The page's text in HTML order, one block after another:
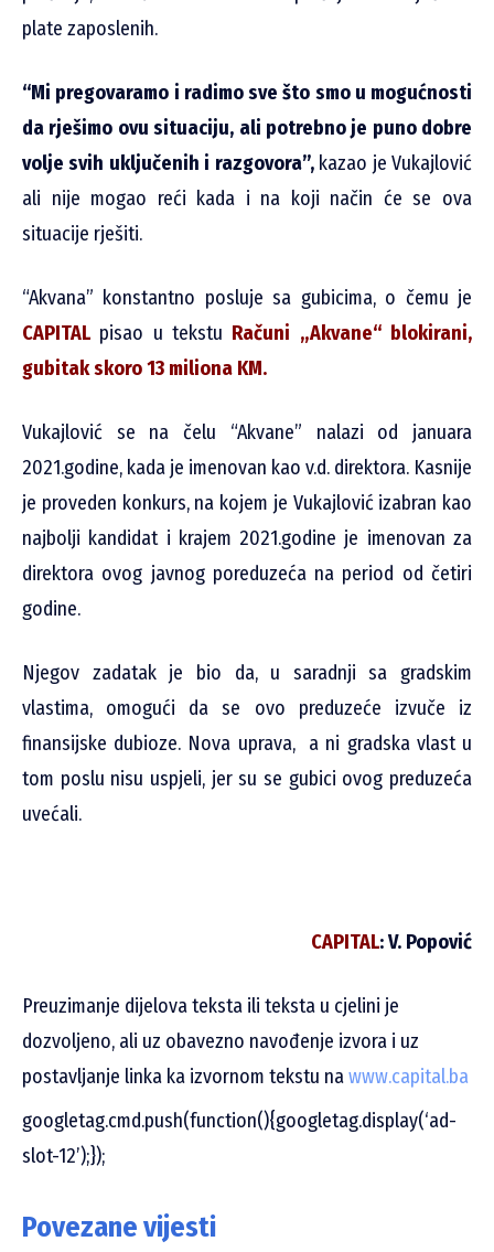
plate zaposlenih.
“Mi pregovaramo i radimo sve što smo u mogućnosti
da rješimo ovu situaciju, ali potrebno je puno dobre
volje svih uključenih i razgovora”,kazao je Vukajlović
ali nije mogao reći kada i na koji način će se ova
situacije rješiti.
“Akvana” konstantno posluje sa gubicima, o čemu je
CAPITAL pisao u tekstu Računi „Akvane“ blokirani,
gubitak skoro 13 miliona KM.
Vukajlović se na čelu “Akvane” nalazi od januara
2021.godine, kada je imenovan kao v.d. direktora. Kasnije
je proveden konkurs, na kojem je Vukajlović izabran kao
najbolji kandidat i krajem 2021.godine je imenovan za
direktora ovog javnog poreduzeća na period od četiri
godine.
Njegov zadatak je bio da, u saradnji sa gradskim
vlastima, omogući da se ovo preduzeće izvuče iz
finansijske dubioze. Nova uprava, a ni gradska vlast u
tom poslu nisu uspjeli, jer su se gubici ovog preduzeća
uvećali.
CAPITAL: V. Popović
Preuzimanje dijelova teksta ili teksta u cjelini je
dozvoljeno, ali uz obavezno navođenje izvora i uz
postavljanje linka ka izvornom tekstu nawww.capital.ba
googletag.cmd.push(function(){googletag.display(‘ad-
slot-12’);});
Povezane vijesti